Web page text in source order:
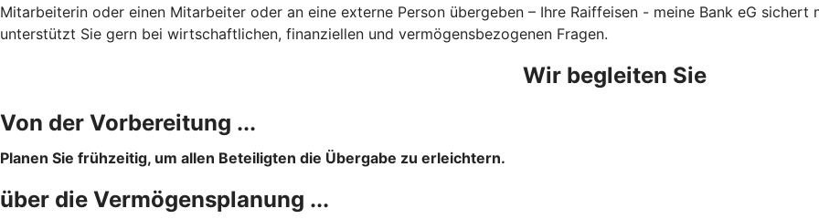
Mitarbeiterin oder einen Mitarbeiter oder an eine externe Person übergeben – Ihre Raiffeisen - meine Bank eG sichert
unterstützt Sie gern bei wirtschaftlichen, finanziellen und vermögensbezogenen Fragen.
Wir begleiten Sie
Von der Vorbereitung ...
Planen Sie frühzeitig, um allen Beteiligten die Übergabe zu erleichtern.
über die Vermögensplanung ...